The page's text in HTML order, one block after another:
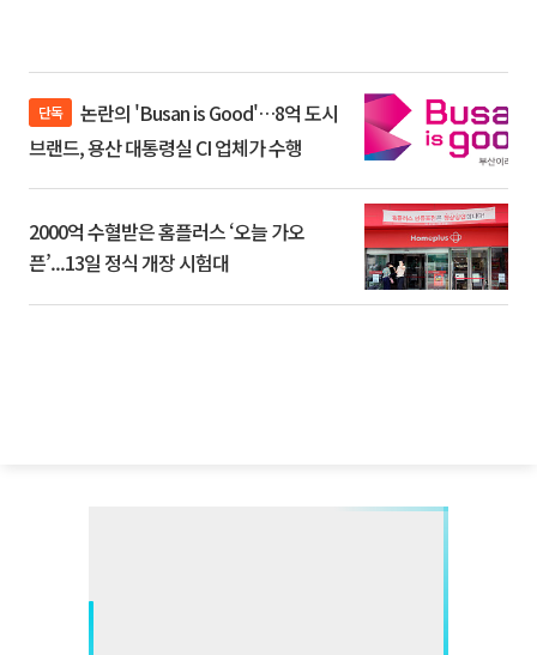
단독
브랜드, 용산 대통령실 CI 업체가 수행
2000억 수혈받은 홈플러스 ‘오늘 가오
픈’...13일 정식 개장 시험대